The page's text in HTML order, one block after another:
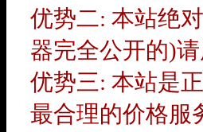
优势二: 本站绝
器完全公开的)
优势三: 本站是
最合理的价格服